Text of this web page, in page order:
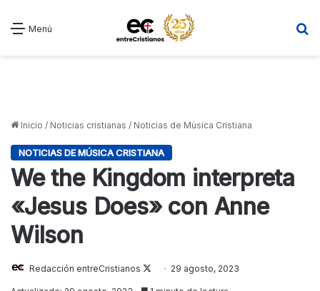
Menú
Inicio / Noticias cristianas / Noticias de Música Cristiana
NOTICIAS DE MÚSICA CRISTIANA
We the Kingdom interpreta
«Jesus Does» con Anne
Wilson
Redacción entreCristianos
Follow29 agosto, 2023